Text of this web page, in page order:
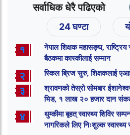
सर्वाधिक धेरै पढिएको
24 घण्टा
१
नेपाल शिक्षक महासङ्घ, राष्ट्रिय
बैठकमा कास्कीलाई सम्मान
२ स्किल ब्रिज सुरु, शिक्षकलाई
३
श्रावणको तेस्रो सोमबार
भिड, १ लाख २० हजार दान
४
थुम्कीमा बृहत् स्वास्थ्य शिविर
नागरिकले लिए निःशुल्क स्वास्थ्य